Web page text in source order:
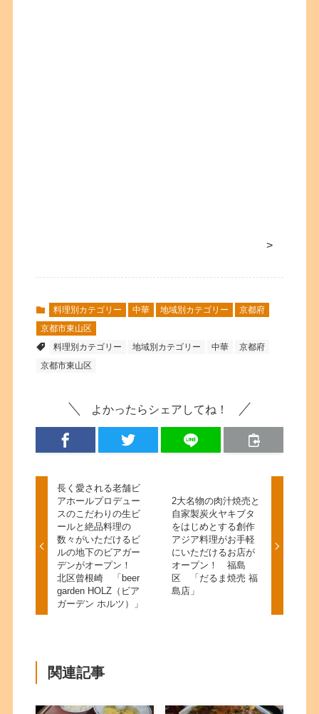
>
料理別カテゴリー 中華 地域別カテゴリー
京都府
京都市東山区
料理別カテゴリー
地域別カテゴリー 中華
京都府
京都市東山区
よかったらシェアしてね！
長く愛される老舗ビ
アホールプロデュー
スのこだわりの生ビ
ールと絶品料理の
数々がいただけるビ
ルの地下のビアガー
デンがオープン！
北区曾根崎 「beer
garden HOLZ（ビア
ガーデン ホルツ）」
2大名物の肉汁焼売と
自家製炭火ヤキブタ
をはじめとする創作
アジア料理がお手軽
にいただけるお店が
オープン！ 福島
区 「だるま焼売 福
島店」
関連記事